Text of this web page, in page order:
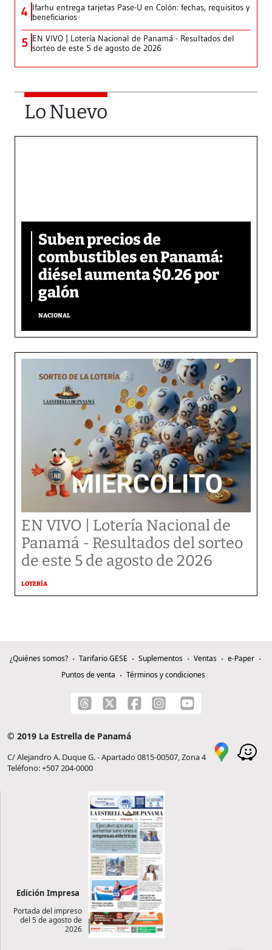
4 Ifarhu entrega tarjetas Pase-U en Colón: fechas, requisitos y
beneficiarios
5 EN VIVO | Lotería Nacional de Panamá - Resultados del
sorteo de este 5 de agosto de 2026
Lo Nuevo
Suben precios de
combustibles en Panamá:
diésel aumenta $0.26 por
galón
NACIONAL
EN VIVO | Lotería Nacional de
Panamá - Resultados del sorteo
de este 5 de agosto de 2026
LOTERÍA
¿Quiénes somos? Tarifario GESE Suplementos Ventas
e-Paper
Puntos de venta
Términos y condiciones
© 2019 La Estrella de Panamá
C/ Alejandro A. Duque G. - Apartado 0815-00507, Zona 4
Teléfono: +507 204-0000
Edición Impresa
Portada del impreso
del 5 de agosto de
2026